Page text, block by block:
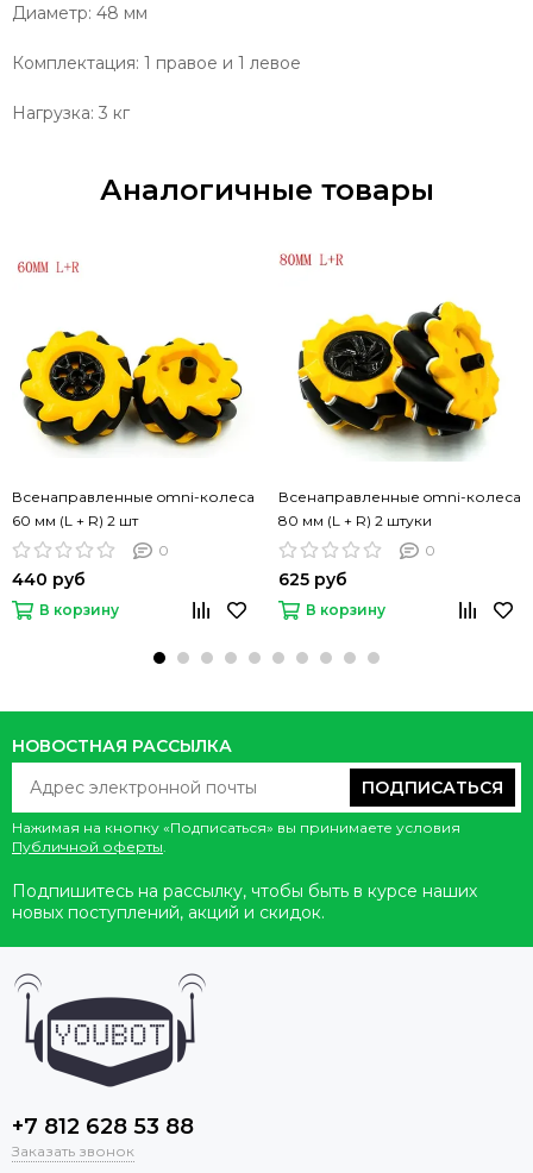
Диаметр: 48 мм
Комплектация: 1 правое и 1 левое
Нагрузка: 3 кг
Аналогичные товары
Всенаправленные omni-колеса
60 мм (L + R) 2 шт
0
440 руб
В корзину
Всенаправленные omni-колеса
80 мм (L + R) 2 штуки
0
625 руб
В корзину
НОВОСТНАЯ РАССЫЛКА
ПОДПИСАТЬСЯ
Нажимая на кнопку «Подписаться» вы принимаете условия
Публичной оферты.
Подпишитесь на рассылку, чтобы быть в курсе наших
новых поступлений, акций и скидок.
+7 812 628 53 88
Заказать звонок